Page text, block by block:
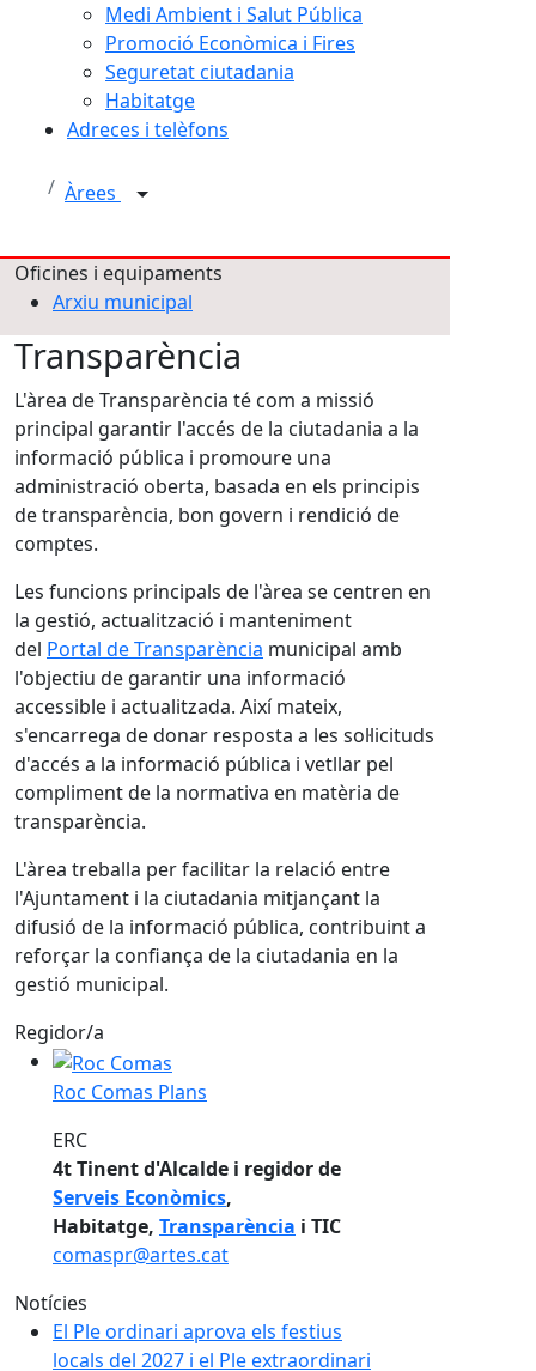
Medi Ambient i Salut Pública
Promoció Econòmica i Fires
Seguretat ciutadania
Habitatge
Adreces i telèfons
Àrees
Oficines i equipaments
Arxiu municipal
Transparència
L'àrea de Transparència té com a missió
principal garantir l'accés de la ciutadania a la
informació pública i promoure una
administració oberta, basada en els principis
de transparència, bon govern i rendició de
comptes.
Les funcions principals de l'àrea se centren en
la gestió, actualització i manteniment
del Portal de Transparència municipal amb
l'objectiu de garantir una informació
accessible i actualitzada. Així mateix,
s'encarrega de donar resposta a les sol·licituds
d'accés a la informació pública i vetllar pel
compliment de la normativa en matèria de
transparència.
L'àrea treballa per facilitar la relació entre
l'Ajuntament i la ciutadania mitjançant la
difusió de la informació pública, contribuint a
reforçar la confiança de la ciutadania en la
gestió municipal.
Regidor/a
Roc Comas Plans
Roc Comas Plans
ERC
4t Tinent d'Alcalde i regidor de
Serveis Econòmics,
Habitatge, Transparència i TIC
comaspr@artes.cat
Notícies
El Ple ordinari aprova els festius locals del 2027 i el
El Ple ordinari aprova els festius
locals del 2027 i el Ple extraordinari